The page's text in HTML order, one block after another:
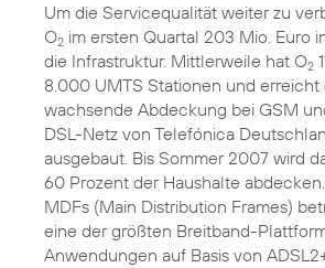
Um die Servicequalität weiter zu
O2 im ersten Quartal 203 Mio. Euro
die Infrastruktur. Mittlerweile hat O2
8.000 UMTS Stationen und erreicht
wachsende Abdeckung bei GSM
DSL-Netz von Telefónica
ausgebaut. Bis Sommer 2007 wird
60 Prozent der Haushalte
MDFs (Main Distribution Frames)
eine der größten Breitband-
Anwendungen auf Basis von